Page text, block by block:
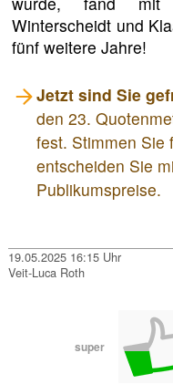
Winterscheidt und
fünf weitere Jahre!
Jetzt sind Sie
den 23.
fest. Stimmen Sie
entscheiden Sie
Publikumspreise.
19.05.2025 16:15 Uhr
Veit-Luca Roth
super